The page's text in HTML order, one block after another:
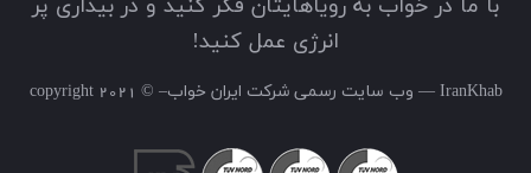
با ما در خواب به رویاهایتان فکر کنید و در بیداری پر
انرژی عمل کنید!
IranKhab — وب سایت رسمی شرکت ایران خواب– © 2021 copyright